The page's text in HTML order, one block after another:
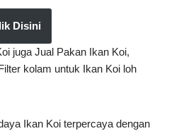
Disini
juga Jual Pakan Ikan Koi,
kolam untuk Ikan Koi loh
Ikan Koi terpercaya dengan